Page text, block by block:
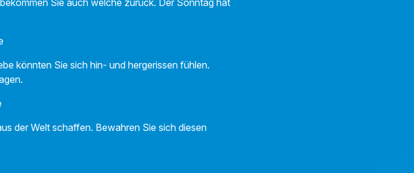
Sie auch welche zurück. Der Sonntag hat
könnten Sie sich hin- und hergerissen fühlen.
der Welt schaffen. Bewahren Sie sich diesen